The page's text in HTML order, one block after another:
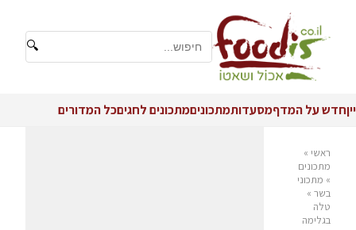
🔍
ייןחדש על המדףמסעדותמתכוניםמתכונים לחגיםכל המדורים
ראשי »
מתכונים
» מתכוני
בשר »
טלה
בגלימה